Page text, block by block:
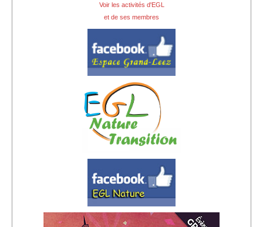
Voir les activités d'EGL
et de ses membres